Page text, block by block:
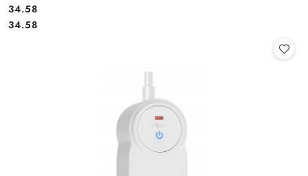
Cena:
34.58
Cena:
34.58